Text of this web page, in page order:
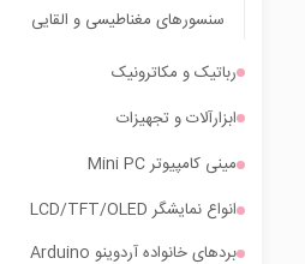
سنسورهای مغناطیسی و القایی
رباتیک و مکاترونیک
ابزارآلات و تجهیزات
مینی کامپیوتر Mini PC
انواع نمایشگر LCD/TFT/OLED
بردهای خانواده آردوینو Arduino